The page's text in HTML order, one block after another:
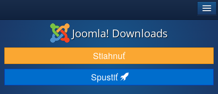
STIAHNUŤ & ROZŠÍRIŤ
OBJAVUJTE & UČTE SA
KOMUNITA & PODPORA
Joomla! Downloads
Stiahnuť
Spustiť